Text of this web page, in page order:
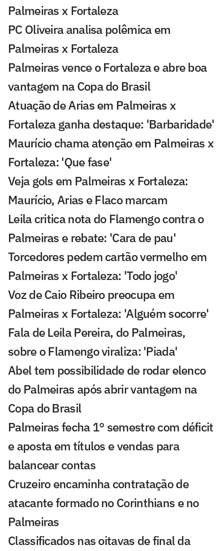
Palmeiras x Fortaleza
PC Oliveira analisa polêmica em
Palmeiras x Fortaleza
Palmeiras vence o Fortaleza e abre boa
vantagem na Copa do Brasil
Atuação de Arias em Palmeiras x
Fortaleza ganha destaque: 'Barbaridade'
Maurício chama atenção em Palmeiras x
Fortaleza: 'Que fase'
Veja gols em Palmeiras x Fortaleza:
Maurício, Arias e Flaco marcam
Leila critica nota do Flamengo contra o
Palmeiras e rebate: 'Cara de pau'
Torcedores pedem cartão vermelho em
Palmeiras x Fortaleza: 'Todo jogo'
Voz de Caio Ribeiro preocupa em
Palmeiras x Fortaleza: 'Alguém socorre'
Fala de Leila Pereira, do Palmeiras,
sobre o Flamengo viraliza: 'Piada'
Abel tem possibilidade de rodar elenco
do Palmeiras após abrir vantagem na
Copa do Brasil
Palmeiras fecha 1° semestre com déficit
e aposta em títulos e vendas para
balancear contas
Cruzeiro encaminha contratação de
atacante formado no Corinthians e no
Palmeiras
Classificados nas oitavas de final da